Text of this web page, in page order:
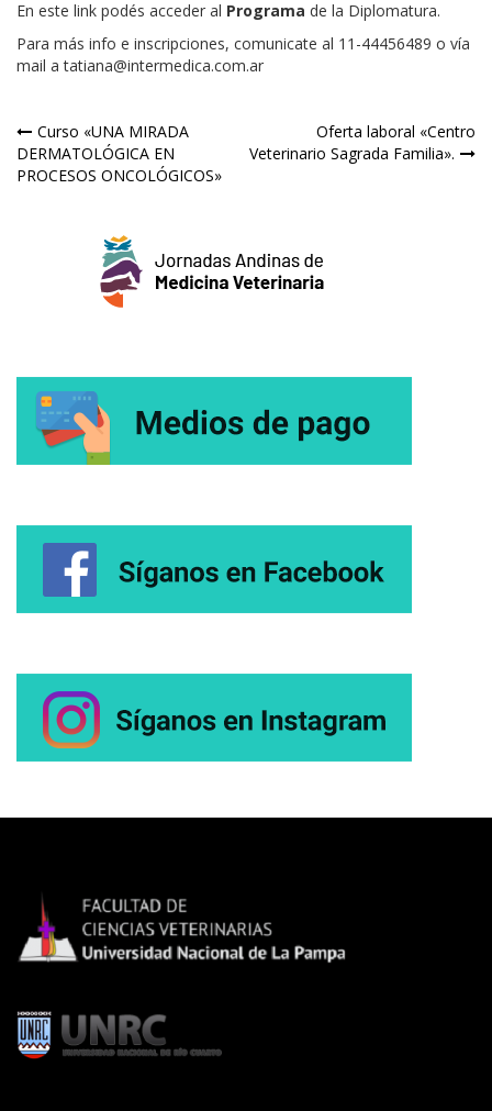
En este link podés acceder al Programa de la Diplomatura.
Para más info e inscripciones, comunicate al 11-44456489 o vía
mail a tatiana@intermedica.com.ar
Navegación
de
Curso «UNA MIRADA
DERMATOLÓGICA EN
PROCESOS ONCOLÓGICOS»
Oferta laboral «Centro
Veterinario Sagrada Familia».